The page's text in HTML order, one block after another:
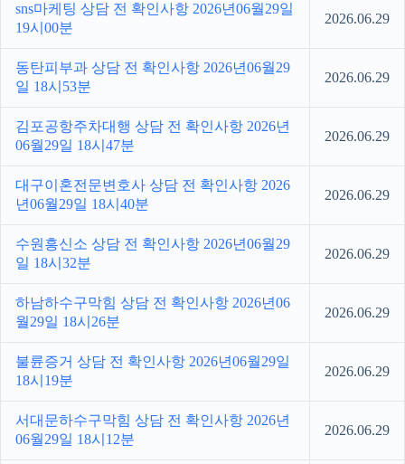
sns마케팅 상담 전 확인사항 2026년06월29일
19시00분
2026.06.29
동탄피부과 상담 전 확인사항 2026년06월29
일 18시53분
2026.06.29
김포공항주차대행 상담 전 확인사항 2026년
06월29일 18시47분
2026.06.29
대구이혼전문변호사 상담 전 확인사항 2026
년06월29일 18시40분
2026.06.29
수원흥신소 상담 전 확인사항 2026년06월29
일 18시32분
2026.06.29
하남하수구막힘 상담 전 확인사항 2026년06
월29일 18시26분
2026.06.29
불륜증거 상담 전 확인사항 2026년06월29일
18시19분
2026.06.29
서대문하수구막힘 상담 전 확인사항 2026년
06월29일 18시12분
2026.06.29